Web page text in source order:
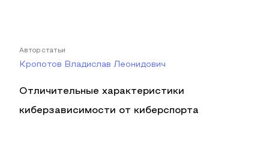
Автор статьи
Кропотов Владислав Леонидович
Отличительные характеристики
киберзависимости от киберспорта